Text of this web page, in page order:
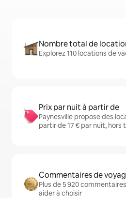
Nombre total de
Explorez 110 locations de
Prix par nuit à partir de
Paynesville propose des
partir de 17 € par nuit, hors
Commentaires de
Plus de 5 920
aider à choisir